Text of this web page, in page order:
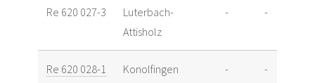
Re 620 027-3
Luterbach-
Attisholz
- -
Re 620 028-1 Konolfingen - -